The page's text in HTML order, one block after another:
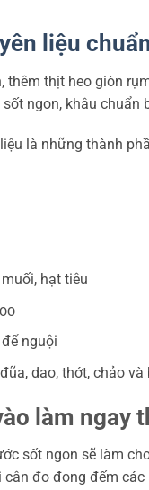
liệu
thêm thịt heo giòn
ngon, khâu chuẩn
là những thành
hạt tiêu
nguội
dao, thớt, chảo và
làm ngay
sốt ngon sẽ làm
cân đo đong đếm